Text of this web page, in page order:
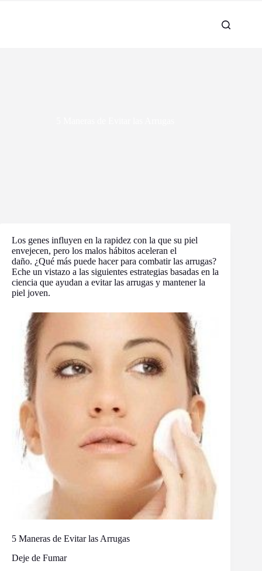
Los genes influyen en la rapidez con la que su piel
envejecen, pero los malos hábitos aceleran el
daño. ¿Qué más puede hacer para combatir las arrugas?
Eche un vistazo a las siguientes estrategias basadas en la
ciencia que ayudan a evitar las arrugas y mantener la
piel joven.
5 Maneras de Evitar las Arrugas
Deje de Fumar